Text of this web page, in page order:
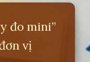
đo mini”
vị